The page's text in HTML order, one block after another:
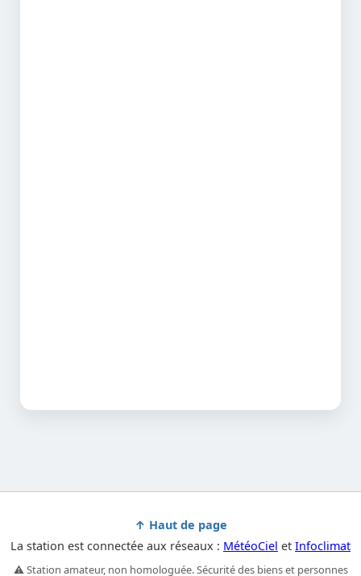
↑ Haut de page
La station est connectée aux réseaux : MétéoCiel et Infoclimat
⚠️ Station amateur, non homologuée. Sécurité des biens et personnes